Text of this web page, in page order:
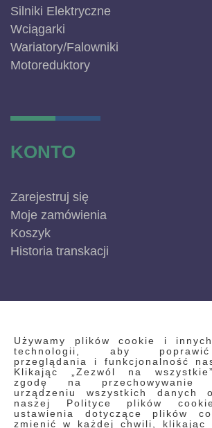
Używamy plików cookie i
technologii, aby
przeglądania i funkcjonalność
Klikając „Zezwól na
zgodę na przechowywanie
urządzeniu wszystkich danych
naszej Polityce plików
ustawienia dotyczące plików
zmienić w każdej chwili, klikając
Silniki Elektryczne
Wciągarki
Wariatory/Falowniki
Motoreduktory
KONTO
Zarejestruj się
Moje zamówienia
Koszyk
Historia transkacji
INFORMACJE
Regulamin
Polityka prywatności i pliki cookie
Wyszukiwane frazy